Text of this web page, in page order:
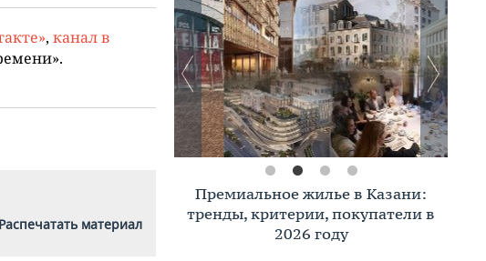
, канал в
Распечатать материал
Премиальное жилье в Казани:
тренды, критерии, покупатели в
2026 году